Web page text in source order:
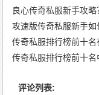
良心传奇私服新手攻略
攻速版传奇私服新手如
传奇私服排行榜前十名
传奇私服排行榜前十名
评论列表: